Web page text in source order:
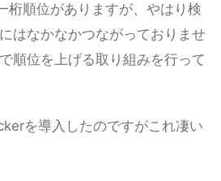
桁順位がありますが、やはり検
はなかなかつながっておりませ
順位を上げる取り組みを行って
を導入したのですがこれ凄い